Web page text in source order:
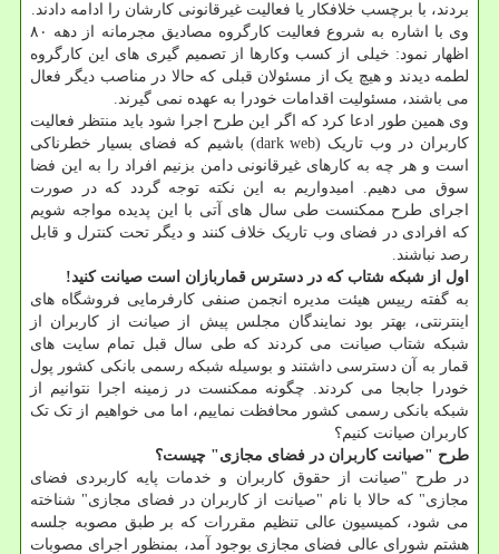
بردند، با برچسب خلافکار یا فعالیت غیرقانونی کارشان را ادامه دادند.
وی با اشاره به شروع فعالیت کارگروه مصادیق مجرمانه از دهه ۸۰
اظهار نمود: خیلی از کسب وکارها از تصمیم گیری های این کارگروه
لطمه دیدند و هیچ یک از مسئولان قبلی که حالا در مناصب دیگر فعال
می باشند، مسئولیت اقدامات خودرا به عهده نمی گیرند.
وی همین طور ادعا کرد که اگر این طرح اجرا شود باید منتظر فعالیت
کاربران در وب تاریک (dark web) باشیم که فضای بسیار خطرناکی
است و هر چه به کارهای غیرقانونی دامن بزنیم افراد را به این فضا
سوق می دهیم. امیدواریم به این نکته توجه گردد که در صورت
اجرای طرح ممکنست طی سال های آتی با این پدیده مواجه شویم
که افرادی در فضای وب تاریک خلاف کنند و دیگر تحت کنترل و قابل
رصد نباشند.
اول از شبکه شتاب که در دسترس قماربازان است صیانت کنید!
به گفته رییس هیئت مدیره انجمن صنفی کارفرمایی فروشگاه های
اینترنتی، بهتر بود نمایندگان مجلس پیش از صیانت از کاربران از
شبکه شتاب صیانت می کردند که طی سال قبل تمام سایت های
قمار به آن دسترسی داشتند و بوسیله شبکه رسمی بانکی کشور پول
خودرا جابجا می کردند. چگونه ممکنست در زمینه اجرا نتوانیم از
شبکه بانکی رسمی کشور محافظت نماییم، اما می خواهیم از تک تک
کاربران صیانت کنیم؟
طرح "صیانت کاربران در فضای مجازی" چیست؟
در طرح "صیانت از حقوق کاربران و خدمات پایه کاربردی فضای
مجازی" که حالا با نام "صیانت از کاربران در فضای مجازی" شناخته
می شود، کمیسیون عالی تنظیم مقررات که بر طبق مصوبه جلسه
هشتم شورای عالی فضای مجازی بوجود آمد، بمنظور اجرای مصوبات